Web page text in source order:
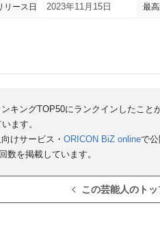
リース日 2023年11月15日 最
キングTOP50にランクインしたこと
ます。
けサービス・ ORICON BiZ onlineで
数を掲載しています。
この芸能人のトッ